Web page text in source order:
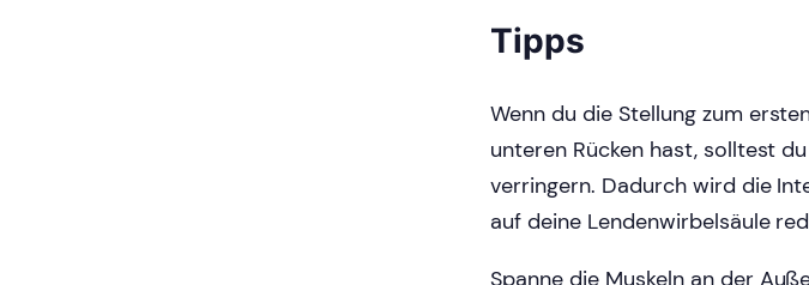
Tipps
Wenn du die Stellung zum
unteren Rücken hast, solltest
verringern. Dadurch wird die
auf deine Lendenwirbelsäule
Spanne die Muskeln an der